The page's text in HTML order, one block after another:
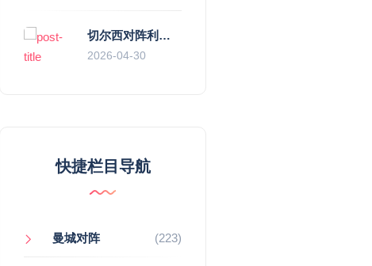
切尔西对阵利物浦，一场蓝红血脉里的恩怨与忠诚
2026-04-30
快捷栏目导航
曼城对阵 (223)